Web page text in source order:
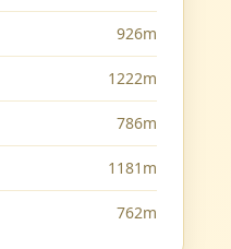
926m
1222m
786m
1181m
762m